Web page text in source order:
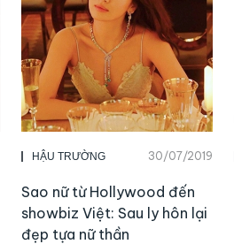
HẬU TRƯỜNG 30/07/2019
Sao nữ từ Hollywood đến
showbiz Việt: Sau ly hôn lại
đẹp tựa nữ thần